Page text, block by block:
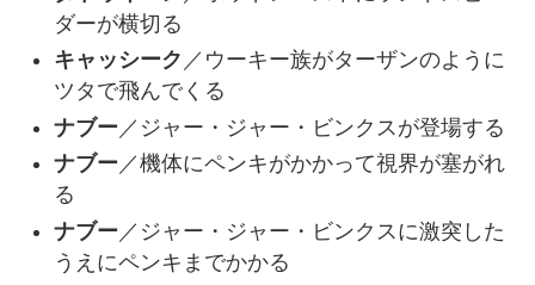
ダーが横切る
キャッシーク ／ウーキー族がターザンのように
ツタで飛んでくる
ナブー ／ジャー・ジャー・ビンクスが登場する
ナブー ／機体にペンキがかかって視界が塞がれ
る
ナブー ／ジャー・ジャー・ビンクスに激突した
うえにペンキまでかかる